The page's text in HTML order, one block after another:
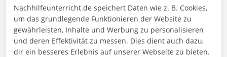
Nachhilfeunterricht.de speichert Daten wie z. B. Cookies,
um das grundlegende Funktionieren der Website zu
gewährleisten, Inhalte und Werbung zu personalisieren
und deren Effektivität zu messen. Dies dient auch dazu,
dir ein besseres Erlebnis auf unserer Webseite zu bieten.